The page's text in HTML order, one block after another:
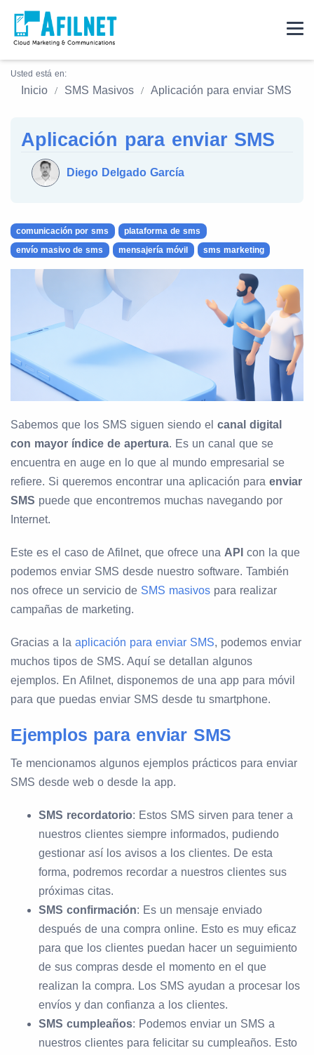
Usted está en:
Inicio SMS Masivos Aplicación para enviar SMS
Aplicación para enviar SMS
Diego Delgado García
comunicación por sms
plataforma de sms
envío masivo de sms
mensajería móvil sms marketing
Sabemos que los SMS siguen siendo el canal digital
con mayor índice de apertura. Es un canal que se
encuentra en auge en lo que al mundo empresarial se
refiere. Si queremos encontrar una aplicación para enviar
SMS puede que encontremos muchas navegando por
Internet.
Este es el caso de Afilnet, que ofrece una API con la que
podemos enviar SMS desde nuestro software. También
nos ofrece un servicio de SMS masivos para realizar
campañas de marketing.
Gracias a la aplicación para enviar SMS, podemos enviar
muchos tipos de SMS. Aquí se detallan algunos
ejemplos. En Afilnet, disponemos de una app para móvil
para que puedas enviar SMS desde tu smartphone.
Ejemplos para enviar SMS
Te mencionamos algunos ejemplos prácticos para enviar
SMS desde web o desde la app.
SMS recordatorio: Estos SMS sirven para tener a
nuestros clientes siempre informados, pudiendo
gestionar así los avisos a los clientes. De esta
forma, podremos recordar a nuestros clientes sus
próximas citas.
SMS confirmación: Es un mensaje enviado
después de una compra online. Esto es muy eficaz
para que los clientes puedan hacer un seguimiento
de sus compras desde el momento en el que
realizan la compra. Los SMS ayudan a procesar los
envíos y dan confianza a los clientes.
SMS cumpleaños: Podemos enviar un SMS a
nuestros clientes para felicitar su cumpleaños. Esto